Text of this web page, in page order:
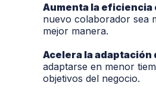
Aumenta la eficiencia
nuevo colaborador sea
mejor manera.
Acelera la
adaptarse en menor
objetivos del negocio.